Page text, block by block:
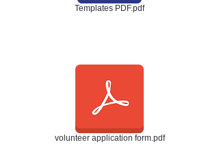
Templates PDF.pdf
volunteer application form.pdf